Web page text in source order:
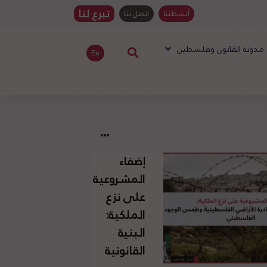
أنشطتنا اتصل بنا تبرع لنا
مدونة القانون وفلسطين En
إضفاء
المشروعية
على نزع
الملكية:
البنية
القانونية